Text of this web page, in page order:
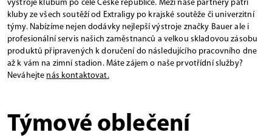
výstroje klubům po celé České republice. Mezi naše partnery patří
kluby ze všech soutěží od Extraligy po krajské soutěže či univerzitní
týmy. Nabízíme nejen dodávky nejlepší výstroje značky Bauer ale i
profesionální servis našich zaměstnanců a velkou skladovou zásobu
produktů připravených k doručení do následujícího pracovního dne
až k vám na zimní stadion. Máte zájem o naše prvotřídní služby?
Neváhejte nás kontaktovat.
Týmové oblečení